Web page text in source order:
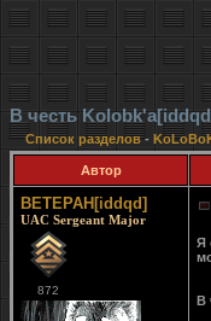
В честь
Список разделов-
Автор
BETEPAH[iddqd]
UAC Sergeant Major
872
Я
В